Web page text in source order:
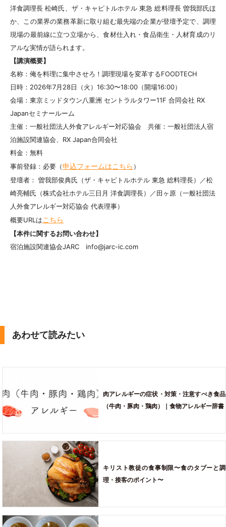
洋食調理長 松崎氏、ザ・キャピトルホテル 東急 総料理長 曽我部氏ほ
か、この業界の業務革新に取り組む最先端の企業が登壇予定で、調理
現場の最前線に立つ立場から、食材仕入れ・食品衛生・人材育成のリ
アルな実情が語られます。
【講演概要】
名称：俺を料理に集中させろ！調理現場を変革するFOODTECH
日時：2026年7月28日（火）16:30〜18:00（開場16:00）
会場：東京ミッドタウン八重洲 セントラルタワー11F 合同会社 RX
Japanセミナールーム
主催：一般社団法人外食アレルギー対応協会 共催：一般社団法人宿
泊施設関連協会、RX Japan合同会社
料金：無料
事前登録：必要（申込フォームはこちら ）
登壇者： 曽我部俊典氏（ザ・キャピトルホテル 東急 総料理長）／松
崎亮輔氏（株式会社ホテル三日月 洋食調理長）／田ヶ原（一般社団法
人外食アレルギー対応協会 代表理事）
概要URLはこちら
【本件に関するお問い合わせ】
宿泊施設関連協会JARC info@jarc-ic.com
あわせて読みたい
肉アレルギーの症状・対策・注意すべき食品
（牛肉・豚肉・鶏肉）｜食物アレルギー辞書
キリスト教徒の食事制限〜食のタブーと調
理・接客のポイント〜